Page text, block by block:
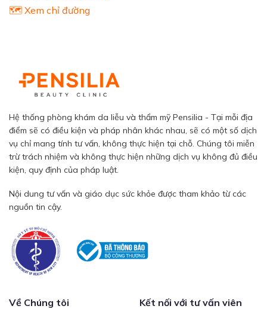
🗺️ Xem chỉ đường
Hệ thống phòng khám da liễu và thẩm mỹ Pensilia - Tại mỗi địa
điểm sẽ có điều kiện và pháp nhân khác nhau, sẽ có một số dịch
vụ chỉ mang tính tư vấn, không thực hiện tại chỗ. Chúng tôi miễn
trừ trách nhiệm và không thực hiện những dịch vụ không đủ điều
kiện, quy định của pháp luật.
Nội dung tư vấn và giáo dục sức khỏe được tham khảo từ các
nguồn tin cậy.
Về Chúng tôi Kết nối với tư vấn viên